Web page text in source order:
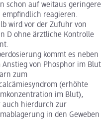
schon auf weitaus geringere
empfindlich reagieren.
wird vor der Zufuhr von
D ohne ärztliche Kontrolle
kommt es neben
Anstieg von Phosphor im Blut
zum
(erhöhte
im Blut),
auch hierdurch zur
in den Geweben